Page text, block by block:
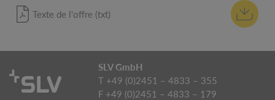
Texte de l'offre (txt)
SLV GmbH
T +49 (0)2451 – 4833 – 355
F +49 (0)2451 – 4833 – 179